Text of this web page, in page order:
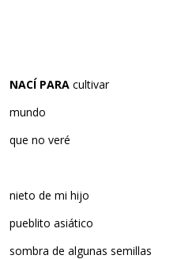
NACÍ PARA cultivar
mundo
que no veré
nieto de mi hijo
pueblito asiático
sombra de algunas semillas